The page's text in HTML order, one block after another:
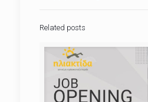
Related posts